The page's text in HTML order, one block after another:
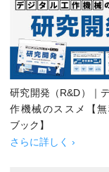
研究開発（R&D）｜
作機械のススメ【無
ブック】
さらに詳しく ›